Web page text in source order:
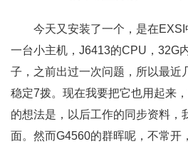
今天又安装了一个，是在
一台小主机，J6413的CPU，32G
子，之前出过一次问题，所以最近
稳定7拨。现在我要把它也用起来
的想法是，以后工作的同步资料，
面。然而G4560的群晖呢，不常开